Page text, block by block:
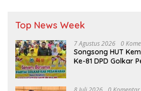
Top News Week
7 Agustus 2026 0
Songsong HUT
Ke-81 DPD Golkar